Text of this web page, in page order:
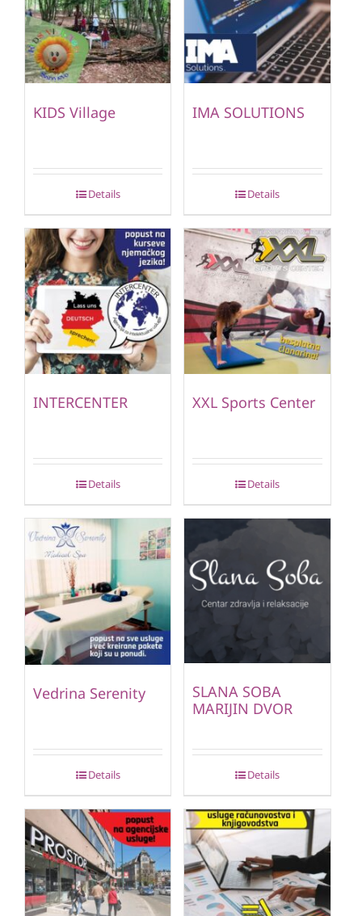
KIDS Village
Details
IMA SOLUTIONS
Details
INTERCENTER
Details
XXL Sports Center
Details
Vedrina Serenity
Details
SLANA SOBA
MARIJIN DVOR
Details